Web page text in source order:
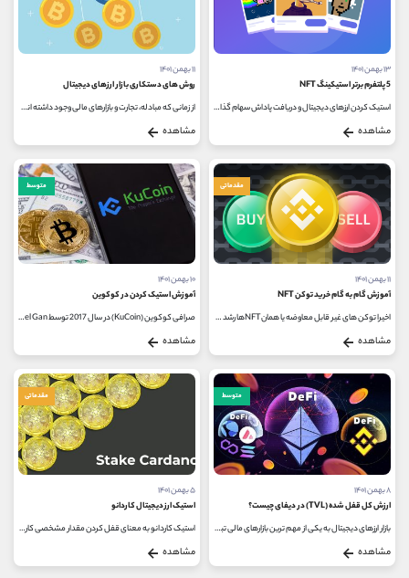
۱۳ بهمن ۱۴۰۱
5 پلتفرم برتر استیکینگ NFT
استیک کردن ارزهای دیجیتال و دریافت پاداش سهام گذاری توکن های خود در شبکه، از جمله روش های جذاب برای کسب درآمد از دارایی های...
مشاهده
۱۱ بهمن ۱۴۰۱
روش های دستکاری بازار ارزهای دیجیتال
از زمانی که مبادله، تجارت و بازارهای مالی وجود داشته ‌اند، تلاش‌ هایی برای دستکاری آنها صورت گرفته است. بازارهای ارزهای...
مشاهده
مقدماتی
۱۱ بهمن ۱۴۰۱
آموزش گام به گام خرید توکن NFT
اخیرا توکن های غیر قابل معاوضه یا همان NFTها رشد قابل چشمگیری در بازار ارز دیجیتال داشته اند و سوالی که برای بیشتر کاربران ایجاد...
مشاهده
متوسط
۱۰ بهمن ۱۴۰۱
آموزش استیک کردن در کوکوین
صرافی کوکوین (KuCoin) در سال 2017 توسط Michael Gan و Eric Don به عنوان یک صرافی معتبر برای ارزهای دیجیتال ایجاد شده است. این صرافی دارای رمز...
مشاهده
متوسط
۸ بهمن ۱۴۰۱
ارزش کل قفل شده (TVL) در دیفای چیست؟
بازار ارزهای دیجیتال به یکی از مهم ترین بازارهای مالی تبدیل شده که بسیاری از کاربران را برای کسب سود به این بازار سوق می دهد،...
مشاهده
مقدماتی
۵ بهمن ۱۴۰۱
استیک ارز دیجیتال کاردانو
استیک کاردانو به معنای قفل کردن مقدار مشخصی کاردانو برای یک دوره معین است تا تراکنش ها تایید شده و امنیت شبکه بلاک چین کاردانو...
مشاهده